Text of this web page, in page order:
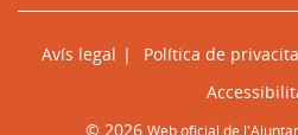
Avís legal Política de
© 2026